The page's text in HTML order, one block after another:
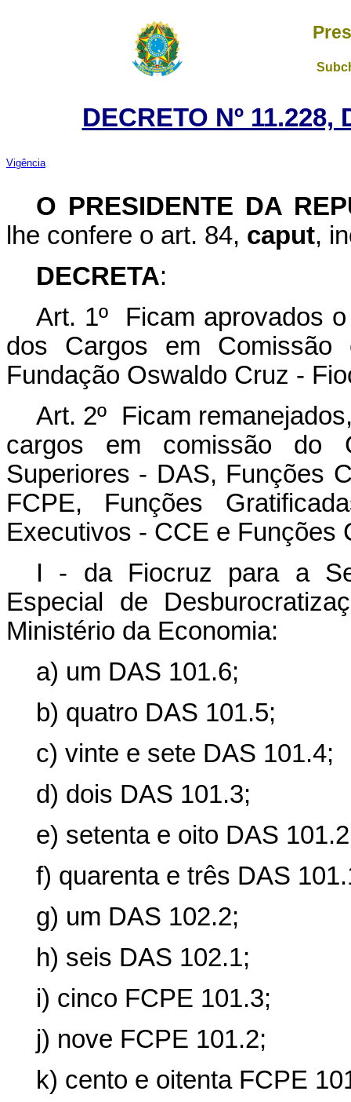
DECRETO Nº 11.228,
Vigência
O PRESIDENTE DA
lhe confere o art. 84, caput,
DECRETA:
Art. 1º Ficam aprovados
dos Cargos em
Fundação Oswaldo Cruz -
Art. 2º Ficam
cargos em comissão do
Superiores - DAS, Funções
FCPE, Funções
Executivos - CCE e Funções
I - da Fiocruz para a
Especial de
Ministério da Economia:
a) um DAS 101.6;
b) quatro DAS 101.5;
c) vinte e sete DAS 101.4;
d) dois DAS 101.3;
e) setenta e oito DAS
f) quarenta e três DAS
g) um DAS 102.2;
h) seis DAS 102.1;
i) cinco FCPE 101.3;
j) nove FCPE 101.2;
k) cento e oitenta FCPE